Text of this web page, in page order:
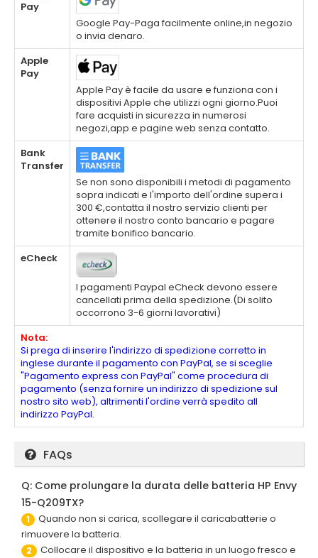
Pay
Google Pay-Paga facilmente online,in negozio
o invia denaro.
Apple
Pay
Apple Pay è facile da usare e funziona con i
dispositivi Apple che utilizzi ogni giorno.Puoi
fare acquisti in sicurezza in numerosi
negozi,app e pagine web senza contatto.
Bank
Transfer
Se non sono disponibili i metodi di pagamento
sopra indicati e l'importo dell'ordine supera i
300 €,contatta il nostro servizio clienti per
ottenere il nostro conto bancario e pagare
tramite bonifico bancario.
eCheck
I pagamenti Paypal eCheck devono essere
cancellati prima della spedizione.(Di solito
occorrono 3-6 giorni lavorativi)
Nota:
Si prega di inserire l'indirizzo di spedizione corretto in
inglese durante il pagamento con PayPal, se si sceglie
"Pagamento express con PayPal" come procedura di
pagamento (senza fornire un indirizzo di spedizione sul
nostro sito web), altrimenti l'ordine verrà spedito all
indirizzo PayPal.
FAQs
Q: Come prolungare la durata delle batteria HP Envy
15-Q209TX?
1
Quando non si carica, scollegare il caricabatterie o
rimuovere la batteria.
2
Collocare il dispositivo e la batteria in un luogo fresco e